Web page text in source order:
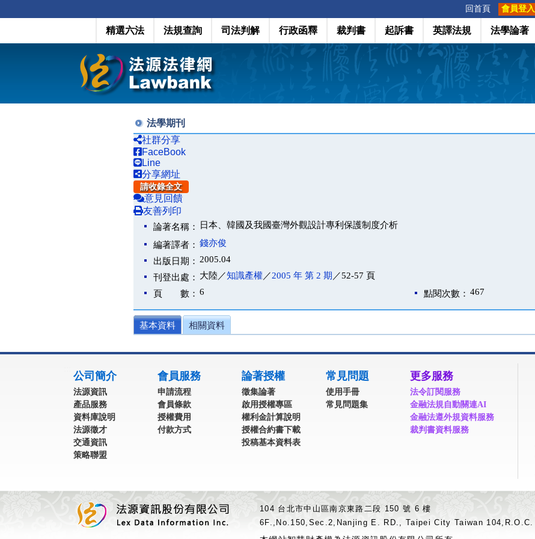
回首頁 會員登入
精選六法 法規查詢 司法判解 行政函釋 裁判書 起訴書 英譯法規 法學論著
法學期刊
社群分享
FaceBook
Line
分享網址
請收錄全文
意見回饋
友善列印
論著名稱： 日本、韓國及我國臺灣外觀設計專利保護制度介析
編著譯者： 錢亦俊
出版日期： 2005.04
刊登出處： 大陸／知識產權／2005 年 第 2 期 ／52-57 頁
頁 數： 6 點閱次數： 467
基本資料 相關資料
公司簡介
法源資訊
產品服務
資料庫說明
法源徵才
交通資訊
策略聯盟
會員服務
申請流程
會員條款
授權費用
付款方式
論著授權
徵集論著
啟用授權專區
權利金計算說明
授權合約書下載
投稿基本資料表
常見問題
使用手冊
常見問題集
更多服務
法令訂閱服務
金融法規自動關連AI
金融法遵外規資料服務
裁判書資料服務
104 台北市中山區南京東路二段 150 號 6 樓
6F.,No.150,Sec.2,Nanjing E. RD., Taipei City Taiwan 104,R.O.C.